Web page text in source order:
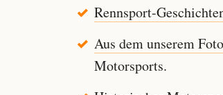
Rennsport-
Aus dem unserem
Motorsports.